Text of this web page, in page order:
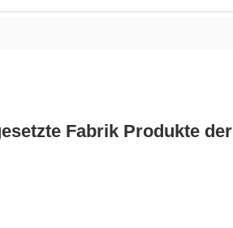
Fabrik Produkte der